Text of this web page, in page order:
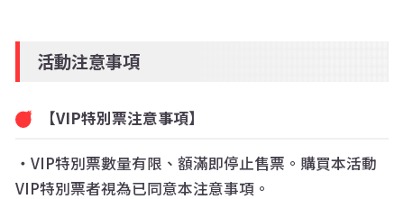
活動注意事項
【VIP特別票注意事項】
・VIP特別票數量有限、額滿即停止售票。購買本活動
VIP特別票者視為已同意本注意事項。